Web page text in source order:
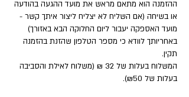
ההזמנה הוא מתאם מראש את מועד ההגעה בהודעה
או בשיחה (אם השליח לא יצליח ליצור איתך קשר -
מועד האספקה יעבור ליום החלוקה הבא באזורך)
באחריותך לוודא כי מספר הטלפון שהזנת בהזמנה
תקין.
המשלוח בעלות של 32 ₪ (משלוח לאילת והסביבה
בעלות של ₪50).